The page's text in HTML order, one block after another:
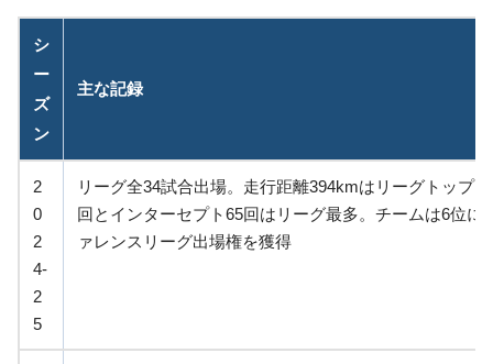
シ
ー
ズ
ン
主な記録
2
0
2
4-
2
5
リーグ全34試合出場。走行距離394kmはリーグトップ
回とインターセプト65回はリーグ最多。チームは6位に
ァレンスリーグ出場権を獲得